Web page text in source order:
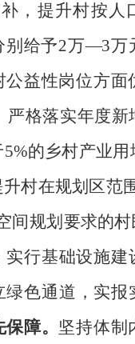
，提升村按人
别给予2万—3万
公益性岗位方面
严格落实年度新
5%的乡村产业用
村在规划区范
间规划要求的
实行基础设施建
绿色通道，实报
障。 坚持体制